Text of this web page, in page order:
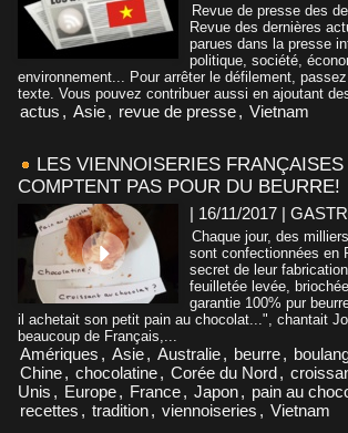
Revue de presse des
Revue des dernières
parues dans la presse
politique, société,
environnement... Pour arrêter le défilement,
texte. Vous pouvez contribuer aussi en ajoutant
actus , Asie, revue de presse, Vietnam
LES VIENNOISERIES FRANÇAISES
COMPTENT PAS POUR DU BEURRE!
| 16/11/2017 |
Chaque jour, des
sont confectionnées en
secret de leur
feuilletée levée,
garantie 100% pur
il achetait son petit pain au chocolat...", chantait
beaucoup de Français,...
Amériques , Asie, Australie, beurre,
Chine, chocolatine, Corée du Nord,
Unis , Europe, France, Japon, pain au
recettes , tradition, viennoiseries , Vietnam